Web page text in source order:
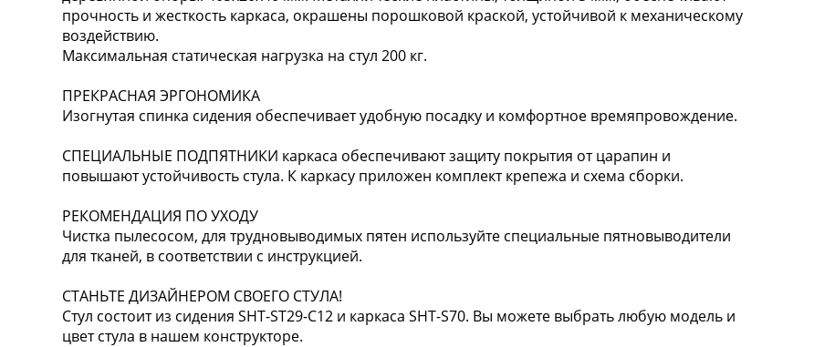
прочность и жесткость каркаса, окрашены порошковой краской, устойчивой к механическому
воздействию.
Максимальная статическая нагрузка на стул 200 кг.
ПРЕКРАСНАЯ ЭРГОНОМИКА
Изогнутая спинка сидения обеспечивает удобную посадку и комфортное времяпровождение.
СПЕЦИАЛЬНЫЕ ПОДПЯТНИКИ каркаса обеспечивают защиту покрытия от царапин и
повышают устойчивость стула. К каркасу приложен комплект крепежа и схема сборки.
РЕКОМЕНДАЦИЯ ПО УХОДУ
Чистка пылесосом, для трудновыводимых пятен используйте специальные пятновыводители
для тканей, в соответствии с инструкцией.
СТАНЬТЕ ДИЗАЙНЕРОМ СВОЕГО СТУЛА!
Стул состоит из сидения SHT-ST29-C12 и каркаса SHT-S70. Вы можете выбрать любую модель и
цвет стула в нашем конструкторе.